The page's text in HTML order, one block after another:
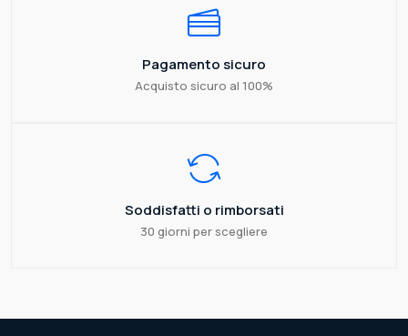
Pagamento sicuro
Acquisto sicuro al 100%
Soddisfatti o rimborsati
30 giorni per scegliere